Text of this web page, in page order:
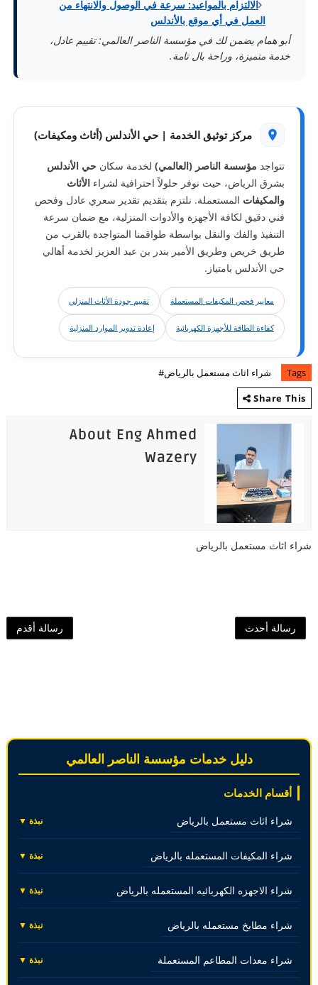
الالتزام بالمواعيد: سرعة في الوصول والانتهاء من
العمل في أي موقع بالأندلس
أبو همام يضمن لك في مؤسسة الناصر العالمي: تقييم عادل،
خدمة متميزة، وراحة بال تامة.
مركز توثيق الخدمة | حي الأندلس (أثاث ومكيفات)
تتواجد مؤسسة الناصر (العالمي)لخدمة سكان حي الأندلس
بشرق الرياض، حيث نوفر حلولاً احترافية لشراء الأثاث
والمكيفات المستعملة. نلتزم بتقديم تقدير سعري عادل وفحص
فني دقيق لكافة الأجهزة والأدوات المنزلية، مع ضمان سرعة
التنفيذ والفك والنقل بواسطة طواقمنا المتواجدة بالقرب من
طريق خريص وطريق الأمير بندر بن عبد العزيز لخدمة أهالي
حي الأندلس بامتياز.
معايير فحص المكيفات المستعملة تقييم جودة الأثاث المنزلي
كفاءة الطاقة للأجهزة الكهربائية إعادة تدوير الموارد المنزلية
Tags
شراء اثاث مستعمل بالرياض#
Share This
About Eng Ahmed
Wazery
شراء اثاث مستعمل بالرياض
رسالة أحدث رسالة أقدم
دليل خدمات مؤسسة الناصر العالمي
أقسام الخدمات
شراء اثاث مستعمل بالرياض نبذة ▼
شراء المكيفات المستعمله بالرياض نبذة ▼
شراء الاجهزه الكهربائيه المستعمله بالرياض نبذة ▼
شراء مطابخ مستعمله بالرياض نبذة ▼
شراء معدات المطاعم المستعملة نبذة ▼